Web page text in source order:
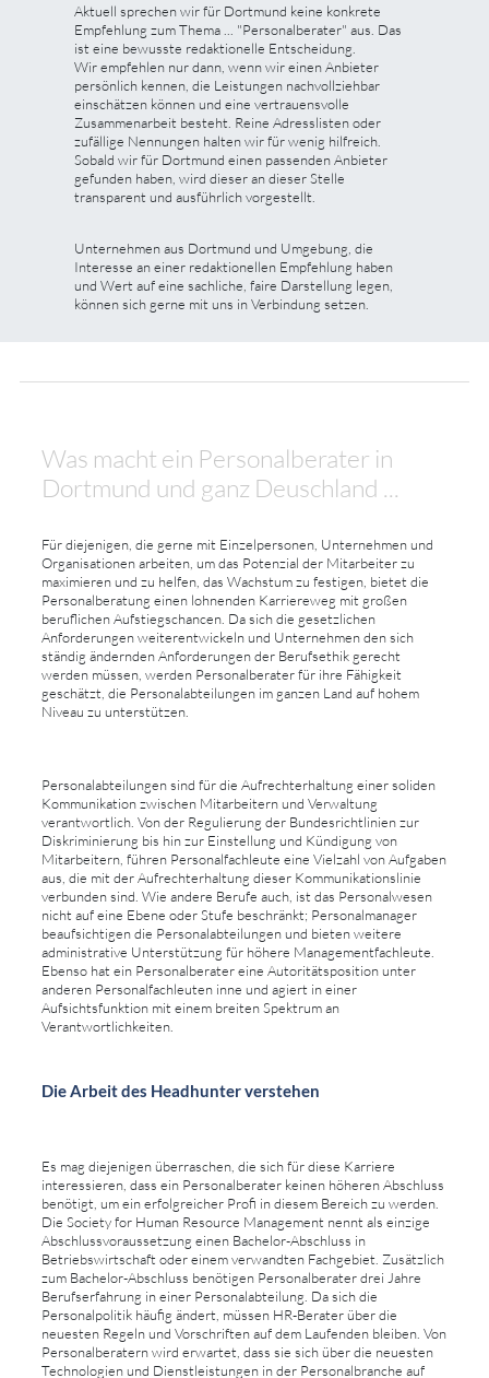
Aktuell sprechen wir für Dortmund keine konkrete
Empfehlung zum Thema ... "Personalberater" aus. Das
ist eine bewusste redaktionelle Entscheidung.
Wir empfehlen nur dann, wenn wir einen Anbieter
persönlich kennen, die Leistungen nachvollziehbar
einschätzen können und eine vertrauensvolle
Zusammenarbeit besteht. Reine Adresslisten oder
zufällige Nennungen halten wir für wenig hilfreich.
Sobald wir für Dortmund einen passenden Anbieter
gefunden haben, wird dieser an dieser Stelle
transparent und ausführlich vorgestellt.
Unternehmen aus Dortmund und Umgebung, die
Interesse an einer redaktionellen Empfehlung haben
und Wert auf eine sachliche, faire Darstellung legen,
können sich gerne mit uns in Verbindung setzen.
Was macht ein Personalberater in
Dortmund und ganz Deuschland ...
Für diejenigen, die gerne mit Einzelpersonen, Unternehmen und
Organisationen arbeiten, um das Potenzial der Mitarbeiter zu
maximieren und zu helfen, das Wachstum zu festigen, bietet die
Personalberatung einen lohnenden Karriereweg mit großen
beruflichen Aufstiegschancen. Da sich die gesetzlichen
Anforderungen weiterentwickeln und Unternehmen den sich
ständig ändernden Anforderungen der Berufsethik gerecht
werden müssen, werden Personalberater für ihre Fähigkeit
geschätzt, die Personalabteilungen im ganzen Land auf hohem
Niveau zu unterstützen.
Personalabteilungen sind für die Aufrechterhaltung einer soliden
Kommunikation zwischen Mitarbeitern und Verwaltung
verantwortlich. Von der Regulierung der Bundesrichtlinien zur
Diskriminierung bis hin zur Einstellung und Kündigung von
Mitarbeitern, führen Personalfachleute eine Vielzahl von Aufgaben
aus, die mit der Aufrechterhaltung dieser Kommunikationslinie
verbunden sind. Wie andere Berufe auch, ist das Personalwesen
nicht auf eine Ebene oder Stufe beschränkt; Personalmanager
beaufsichtigen die Personalabteilungen und bieten weitere
administrative Unterstützung für höhere Managementfachleute.
Ebenso hat ein Personalberater eine Autoritätsposition unter
anderen Personalfachleuten inne und agiert in einer
Aufsichtsfunktion mit einem breiten Spektrum an
Verantwortlichkeiten.
Die Arbeit des Headhunter verstehen
Es mag diejenigen überraschen, die sich für diese Karriere
interessieren, dass ein Personalberater keinen höheren Abschluss
benötigt, um ein erfolgreicher Profi in diesem Bereich zu werden.
Die Society for Human Resource Management nennt als einzige
Abschlussvoraussetzung einen Bachelor-Abschluss in
Betriebswirtschaft oder einem verwandten Fachgebiet. Zusätzlich
zum Bachelor-Abschluss benötigen Personalberater drei Jahre
Berufserfahrung in einer Personalabteilung. Da sich die
Personalpolitik häufig ändert, müssen HR-Berater über die
neuesten Regeln und Vorschriften auf dem Laufenden bleiben. Von
Personalberatern wird erwartet, dass sie sich über die neuesten
Technologien und Dienstleistungen in der Personalbranche auf